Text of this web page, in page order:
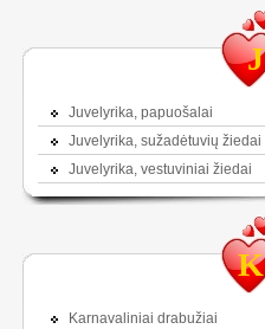
J
Juvelyrika, papuošalai
Juvelyrika, sužadėtuvių žiedai
Juvelyrika, vestuviniai žiedai
K
Karnavaliniai drabužiai